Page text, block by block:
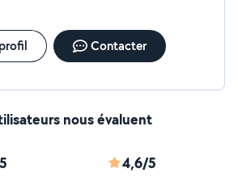
Contacter
nous évaluent
4,6/5